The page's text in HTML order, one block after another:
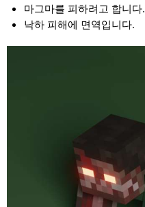
마그마를 피하려고 합니다.
낙하 피해에 면역입니다.